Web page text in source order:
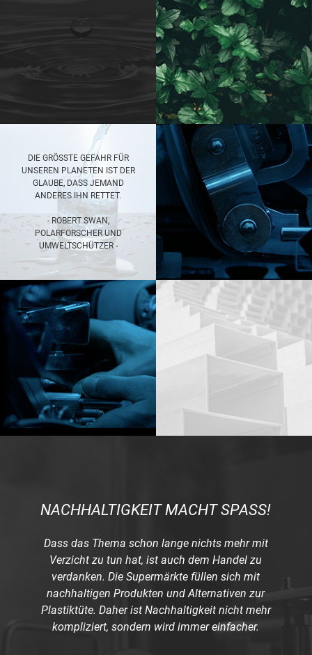
DIE GRÖSSTE GEFAHR FÜR U
NSEREN PLANETEN IST DER G
LAUBE, DASS JEMAND A
NDERES IHN RETTET.
- ROBERT SWAN,
POLARFORSCHER UND
UMWELTSCHÜTZER -
NACHHALTIGKEIT MACHT SPASS!
Dass das Thema schon lange nichts mehr mit
Verzicht zu tun hat, ist auch dem Handel zu
verdanken. Die Supermärkte füllen sich mit
nachhaltigen Produkten und Alternativen zur
Plastiktüte. Daher ist Nachhaltigkeit nicht mehr
kompliziert, sondern wird immer einfacher.